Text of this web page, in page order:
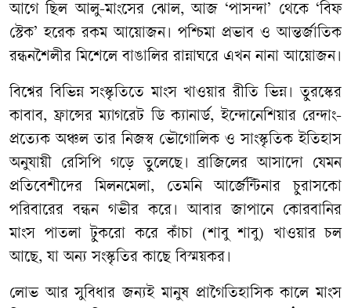
আগে ছিল আলু-মাংসের ঝোল, আজ ‘পাসন্দা’ থেকে ‘বিফ
স্টেক’ হরেক রকম আয়োজন। পশ্চিমা প্রভাব ও আন্তর্জাতিক
রন্ধনশৈলীর মিশেলে বাঙালির রান্নাঘরে এখন নানা আয়োজন।
বিশ্বের বিভিন্ন সংস্কৃতিতে মাংস খাওয়ার রীতি ভিন্ন। তুরস্কের
কাবাব, ফ্রান্সের ম্যাগরেট ডি ক্যানার্ড, ইন্দোনেশিয়ার রেন্দাং-
প্রত্যেক অঞ্চল তার নিজস্ব ভৌগোলিক ও সাংস্কৃতিক ইতিহাস
অনুযায়ী রেসিপি গড়ে তুলেছে। ব্রাজিলের আসাদো যেমন
প্রতিবেশীদের মিলনমেলা, তেমনি আর্জেন্টিনার চুরাসকো
পরিবারের বন্ধন গভীর করে। আবার জাপানে কোরবানির
মাংস পাতলা টুকরো করে কাঁচা (শাবু শাবু) খাওয়ার চল
আছে, যা অন্য সংস্কৃতির কাছে বিস্ময়কর।
লোভ আর সুবিধার জন্যই মানুষ প্রাগৈতিহাসিক কালে মাংস